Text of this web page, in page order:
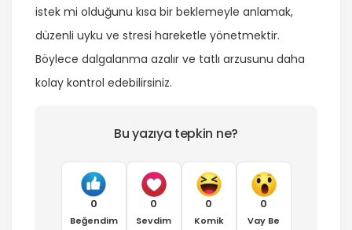
istek mi olduğunu kısa bir beklemeyle anlamak,
düzenli uyku ve stresi hareketle yönetmektir.
Böylece dalgalanma azalır ve tatlı arzusunu daha
kolay kontrol edebilirsiniz.
Bu yazıya tepkin ne?
0
Beğendim
0
Sevdim
0
Komik
0
Vay Be